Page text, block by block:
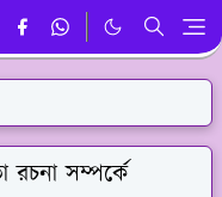
সম্পর্কে